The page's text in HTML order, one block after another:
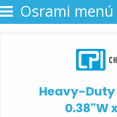
Osrami menú
Heavy-
0.38"W